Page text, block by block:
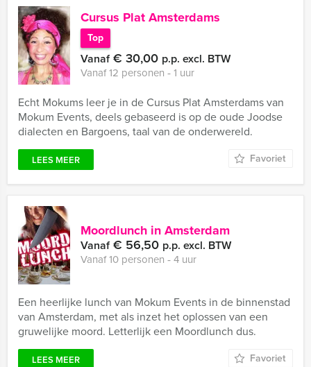
Cursus Plat Amsterdams
Top
Vanaf€ 30,00 p.p. excl. BTW
Vanaf 12 personen ‐ 1 uur
Echt Mokums leer je in de Cursus Plat Amsterdams van
Mokum Events, deels gebaseerd is op de oude Joodse
dialecten en Bargoens, taal van de onderwereld.
LEES MEER Favoriet
Moordlunch in Amsterdam
Vanaf€ 56,50 p.p. excl. BTW
Vanaf 10 personen ‐ 4 uur
Een heerlijke lunch van Mokum Events in de binnenstad
van Amsterdam, met als inzet het oplossen van een
gruwelijke moord. Letterlijk een Moordlunch dus.
LEES MEER Favoriet